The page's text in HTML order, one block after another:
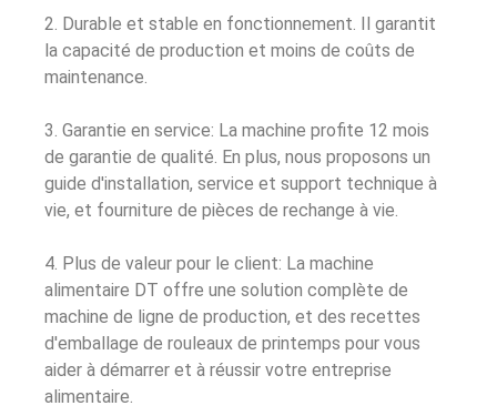
2. Durable et stable en fonctionnement. Il garantit
la capacité de production et moins de coûts de
maintenance.
3. Garantie en service: La machine profite 12 mois
de garantie de qualité. En plus, nous proposons un
guide d'installation, service et support technique à
vie, et fourniture de pièces de rechange à vie.
4. Plus de valeur pour le client: La machine
alimentaire DT offre une solution complète de
machine de ligne de production, et des recettes
d'emballage de rouleaux de printemps pour vous
aider à démarrer et à réussir votre entreprise
alimentaire.